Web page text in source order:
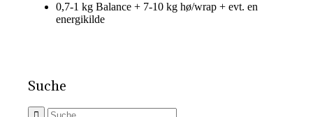
0,7-1 kg Balance + 7-10 kg hø/wrap + evt. en
energikilde
Suche